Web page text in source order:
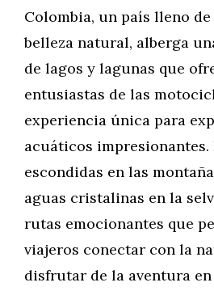
Colombia, un país lleno
belleza natural, alberga
de lagos y lagunas que
entusiastas de las
experiencia única para
acuáticos impresionantes.
escondidas en las
aguas cristalinas en la
rutas emocionantes que
viajeros conectar con la
disfrutar de la aventura